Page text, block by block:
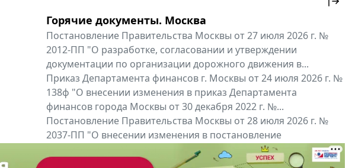
Горячие документы. Москва
Постановление Правительства Москвы от 27 июля 2026 г. №
2012-ПП "О разработке, согласовании и утверждении
документации по организации дорожного движения в...
Приказ Департамента финансов г. Москвы от 24 июля 2026 г. №
138ф "О внесении изменения в приказ Департамента
финансов города Москвы от 30 декабря 2022 г. №...
Постановление Правительства Москвы от 28 июля 2026 г. №
2037-ПП "О внесении изменения в постановление
Правительства Москвы от 26 июля 2011 г. № 334-ПП"
Все региональные документы Мой регион ...